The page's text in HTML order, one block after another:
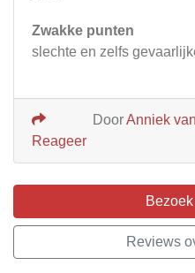
Zwakke punten
slechte en zelfs
DoorAnniek
Reageer
Reviews